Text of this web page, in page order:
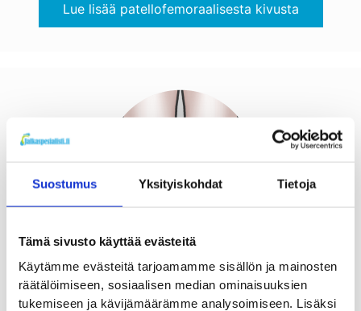
Suostumus Yksityiskohdat Tietoja
Tämä sivusto käyttää evästeitä
Käytämme evästeitä tarjoamamme sisällön ja mainosten
räätälöimiseen, sosiaalisen median ominaisuuksien
tukemiseen ja kävijämäärämme analysoimiseen. Lisäksi
Lue lisää patellofemoraalisesta kivusta
Polvilumpion alaosan ja jänteen alueen
kipu